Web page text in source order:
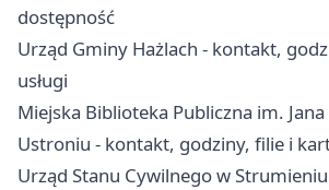
dostępność
Urząd Gminy Hażlach - kontakt,
usługi
Miejska Biblioteka Publiczna im. Jana
Ustroniu - kontakt, godziny, filie i
Urząd Stanu Cywilnego w